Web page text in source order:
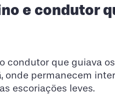
e condutor
condutor que guiava
onde permanecem
escoriações leves.